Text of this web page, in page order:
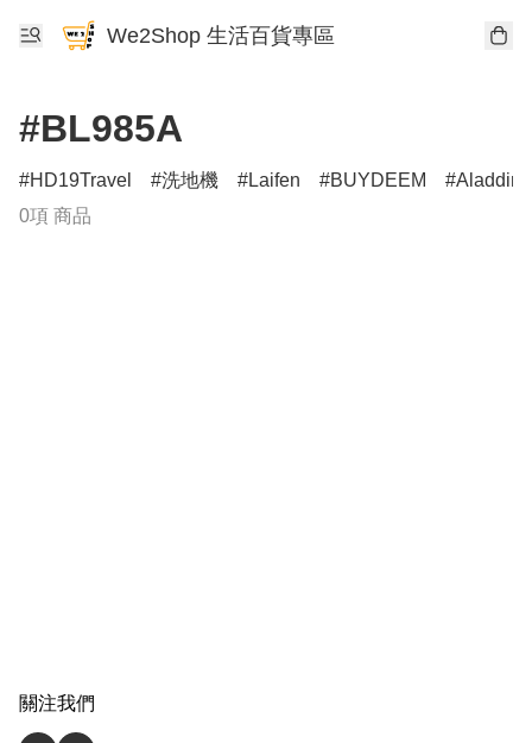
We2Shop 生活百貨專區
#BL985A
HD19Travel 洗地機 Laifen BUYDEEM
Aladdin
0項 商品
關注我們